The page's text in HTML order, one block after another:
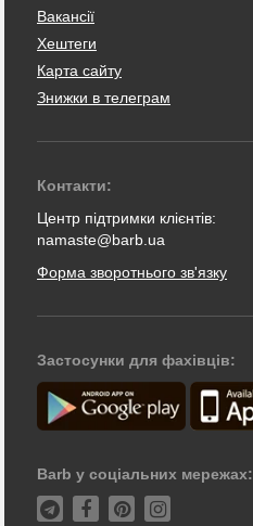
Вакансії
Хештеги
Карта сайту
Знижки в телеграм
Контакти:
Центр підтримки клієнтів:
namaste@barb.ua
Форма зворотнього зв'язку
Застосунки для фахівців:
Barb у соціальних мережах: